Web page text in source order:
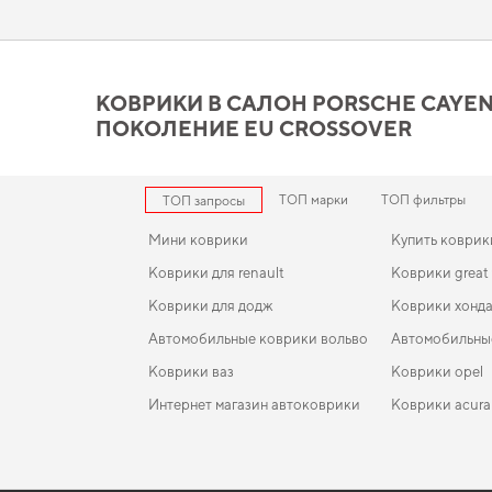
действительно стоит
Вы можете быть уверены в долговечности и прочности
КОВРИКИ В САЛОН PORSCHE
ПОКОЛЕНИЕ EU CROSSOVER
ТОП запросы ТОП марки ТОП фильтры
Мини коврики
Коврики для renault
Коврики для додж
Автомобильные коврики вольво
Коврики ваз
Интернет магазин автоковрики
Купить
Коврики great
Коврики хонда
Коврики opel
Коврики acura